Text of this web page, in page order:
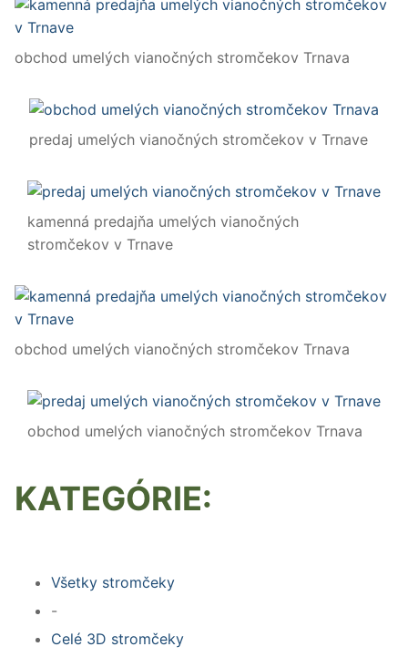
obchod umelých vianočných stromčekov Trnava
predaj umelých vianočných stromčekov v Trnave
kamenná predajňa umelých vianočných
stromčekov v Trnave
obchod umelých vianočných stromčekov Trnava
obchod umelých vianočných stromčekov Trnava
KATEGÓRIE:
Všetky stromčeky
-
Celé 3D stromčeky